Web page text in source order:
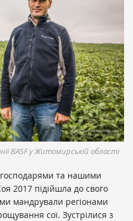
BASF у Житомирській області
та нашими
2017 підійшла до свого
мандрували регіонами
сої. Зустрілися з